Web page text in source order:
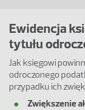
Ewidencja
tytułu
Jak księgowi
odroczonego
przypadku ich
Zwiększenie